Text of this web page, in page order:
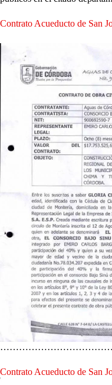
Contrato Acueducto de San
Contrato Acueducto de San